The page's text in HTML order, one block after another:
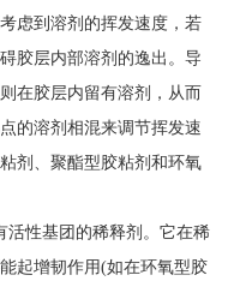
虑到溶剂的挥发速度，若
胶层内部溶剂的逸出。导
在胶层内留有溶剂，从而
的溶剂相混来调节挥发速
剂、聚酯型胶粘剂和环氧
活性基团的稀释剂。它在稀
起增韧作用(如在环氧型胶